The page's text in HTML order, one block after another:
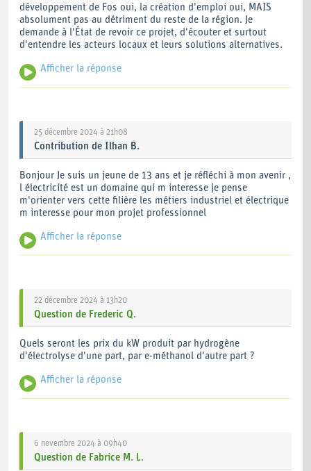
développement de Fos oui, la création d'emploi oui, MAIS
absolument pas au détriment du reste de la région. Je
demande à l'État de revoir ce projet, d'écouter et surtout
d'entendre les acteurs locaux et leurs solutions alternatives.
Afficher la réponse
Bonjour,
Bien que projet électro-intensif dépendant d'une alimentation
électrique disponible, nous ne sommes pas qualifiés pour
Toutefois, nous pouvons vous affirmer que notre projet, prévu
pour être opérationnel en 2030, doit disposer d'une quantité
suffisante d'électricité disponible dans ce délai, ce que le
L'équipe H4 Marseille Fos
25 décembre 2024 à 21h08
Contribution de Ilhan B.
Bonjour Je suis un jeune de 13 ans et je réfléchi à mon avenir ,
l électricité est un domaine qui m interesse je pense
m'orienter vers cette filière les métiers industriel et électrique
m interesse pour mon projet professionnel
Afficher la réponse
Nous vous remercions pour votre contribution.
22 décembre 2024 à 13h20
Question de Frederic Q.
Quels seront les prix du kW produit par hydrogène
d'électrolyse d'une part, par e-méthanol d'autre part ?
Afficher la réponse
Bonjour,
en mesure de produire de telles informations.
L'équipe H4 Marseille Fos
6 novembre 2024 à 09h40
Question de Fabrice M. L.